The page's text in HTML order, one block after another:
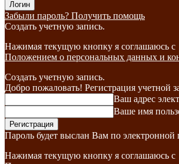
Забыли пароль? Получить помощь
Создать учетную запись.
Нажимая текущую кнопку я соглашаюсь с
Положением о персональных данных и
Создать учетную запись.
Добро пожаловать! Регистрация учетной
Ваш адрес
Ваше имя
Пароль будет выслан Вам по электронной
Нажимая текущую кнопку я соглашаюсь с